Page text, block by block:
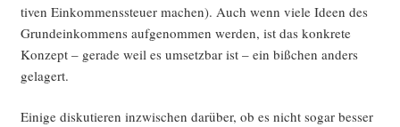
ti­ven Ein­kom­mens­steu­er machen). Auch wenn vie­le Ideen des
Grund­ein­kom­mens auf­ge­nom­men wer­den, ist das kon­kre­te
Kon­zept – gera­de weil es umsetz­bar ist – ein biß­chen anders
gelagert.
Eini­ge dis­ku­tie­ren inzwi­schen dar­über, ob es nicht sogar bes­ser